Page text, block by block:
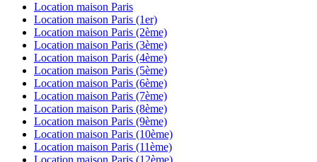
Location maison Paris
Location maison Paris (1er)
Location maison Paris (2ème)
Location maison Paris (3ème)
Location maison Paris (4ème)
Location maison Paris (5ème)
Location maison Paris (6ème)
Location maison Paris (7ème)
Location maison Paris (8ème)
Location maison Paris (9ème)
Location maison Paris (10ème)
Location maison Paris (11ème)